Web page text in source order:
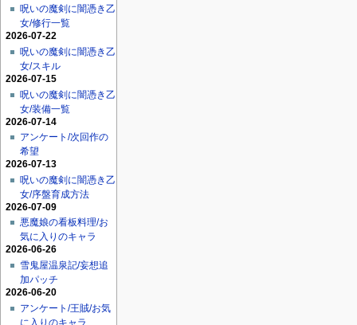
呪いの魔剣に闇憑き乙
女/修行一覧
2026-07-22
呪いの魔剣に闇憑き乙
女/スキル
2026-07-15
呪いの魔剣に闇憑き乙
女/装備一覧
2026-07-14
アンケート/次回作の
希望
2026-07-13
呪いの魔剣に闇憑き乙
女/序盤育成方法
2026-07-09
悪魔娘の看板料理/お
気に入りのキャラ
2026-06-26
雪鬼屋温泉記/妄想追
加パッチ
2026-06-20
アンケート/王賊/お気
に入りのキャラ